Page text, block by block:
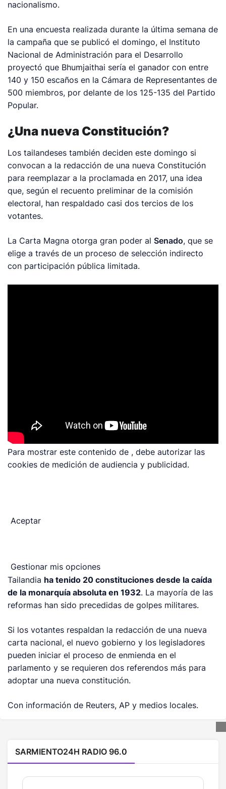
nacionalismo.
En una encuesta realizada durante la última semana de
la campaña que se publicó el domingo, el Instituto
Nacional de Administración para el Desarrollo
proyectó que Bhumjaithai sería el ganador con entre
140 y 150 escaños en la Cámara de Representantes de
500 miembros, por delante de los 125-135 del Partido
Popular.
¿Una nueva Constitución?
Los tailandeses también deciden este domingo si
convocan a la redacción de una nueva Constitución
para reemplazar a la proclamada en 2017, una idea
que, según el recuento preliminar de la comisión
electoral, han respaldado casi dos tercios de los
votantes.
La Carta Magna otorga gran poder alSenado, que se
elige a través de un proceso de selección indirecto
con participación pública limitada.
Para mostrar este contenido de , debe autorizar las
cookies de medición de audiencia y publicidad.
Aceptar
Gestionar mis opciones
Tailandia ha tenido 20 constituciones desde la caída
de la monarquía absoluta en 1932. La mayoría de las
reformas han sido precedidas de golpes militares.
Si los votantes respaldan la redacción de una nueva
carta nacional, el nuevo gobierno y los legisladores
pueden iniciar el proceso de enmienda en el
parlamento y se requieren dos referendos más para
adoptar una nueva constitución.
Con información de Reuters, AP y medios locales.
SARMIENTO24H RADIO 96.0